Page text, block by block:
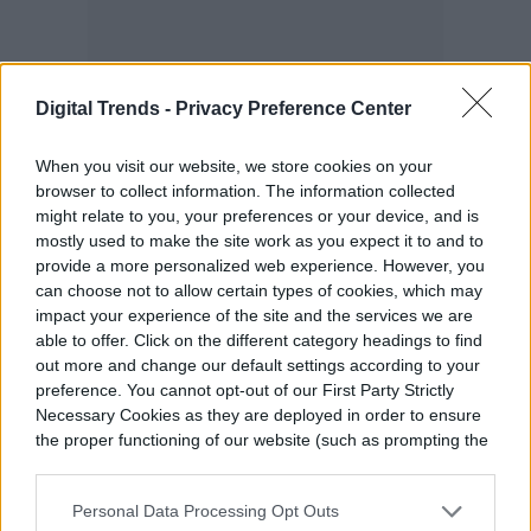
Digital Trends - Privacy Preference Center
When you visit our website, we store cookies on your
browser to collect information. The information collected
might relate to you, your preferences or your device, and is
mostly used to make the site work as you expect it to and to
provide a more personalized web experience. However, you
can choose not to allow certain types of cookies, which may
impact your experience of the site and the services we are
able to offer. Click on the different category headings to find
out more and change our default settings according to your
preference. You cannot opt-out of our First Party Strictly
Necessary Cookies as they are deployed in order to ensure
the proper functioning of our website (such as prompting the
Personal Data Processing Opt Outs